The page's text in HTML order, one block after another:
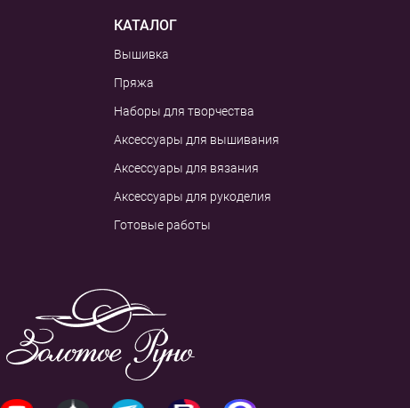
КАТАЛОГ
Вышивка
Пряжа
Наборы для творчества
Аксессуары для вышивания
Аксессуары для вязания
Аксессуары для рукоделия
Готовые работы